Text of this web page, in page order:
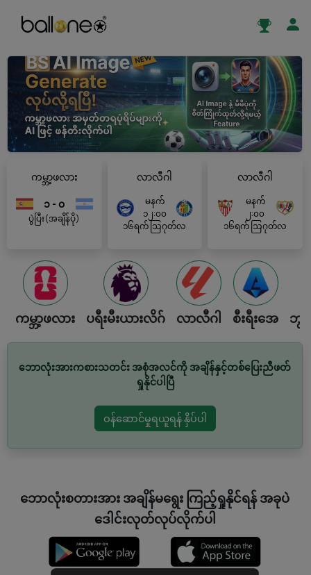
ကမ္ဘာ့ဖလား
၁ - ၀
ပွဲပြီး(အချိန်ပို)
လာလီဂါ
မနက်
၁၂:၀၀
၁၆ရက် သြဂုတ်လ
လာလီဂါ
မနက်
၂:၀၀
၁၆ရက် သြဂုတ်လ
ကမ္ဘာ့ဖလား ပရီးမီးယားလိဂ် လာလီဂါ စီးရီးအေ ဘွ
ဘောလုံးအားကစားသတင်း အစုံအလင်ကို အချိန်နှင့်တစ်ပြေးညီဖတ်
ရှုနိုင်ပါပြီ
ဝန်ဆောင်မှုရယူရန် နှိပ်ပါ
ဘောလုံးစတားအား အချိန်မရွေး ကြည့်ရှုနိုင်ရန် အခုပဲ
ဒေါင်းလုတ်လုပ်လိုက်ပါ